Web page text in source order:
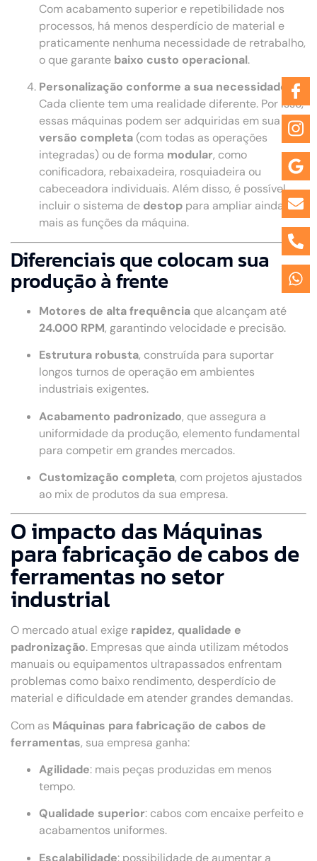
Com acabamento superior e repetibilidade nos
processos, há menos desperdício de material e
praticamente nenhuma necessidade de retrabalho,
o que garante baixo custo operacional.
Personalização conforme a sua necessidade
Cada cliente tem uma realidade diferente. Por isso,
essas máquinas podem ser adquiridas em sua
versão completa (com todas as operações
integradas) ou de forma modular, como
conificadora, rebaixadeira, rosquiadeira ou
cabeceadora individuais. Além disso, é possível
incluir o sistema de destop para ampliar ainda
mais as funções da máquina.
Diferenciais que colocam sua
produção à frente
Motores de alta frequência que alcançam até
24.000 RPM, garantindo velocidade e precisão.
Estrutura robusta, construída para suportar
longos turnos de operação em ambientes
industriais exigentes.
Acabamento padronizado, que assegura a
uniformidade da produção, elemento fundamental
para competir em grandes mercados.
Customização completa, com projetos ajustados
ao mix de produtos da sua empresa.
O impacto das Máquinas
para fabricação de cabos de
ferramentas no setor
industrial
O mercado atual exige rapidez, qualidade e
padronização. Empresas que ainda utilizam métodos
manuais ou equipamentos ultrapassados enfrentam
problemas como baixo rendimento, desperdício de
material e dificuldade em atender grandes demandas.
Com as Máquinas para fabricação de cabos de
ferramentas, sua empresa ganha:
Agilidade: mais peças produzidas em menos
tempo.
Qualidade superior: cabos com encaixe perfeito e
acabamentos uniformes.
Escalabilidade: possibilidade de aumentar a